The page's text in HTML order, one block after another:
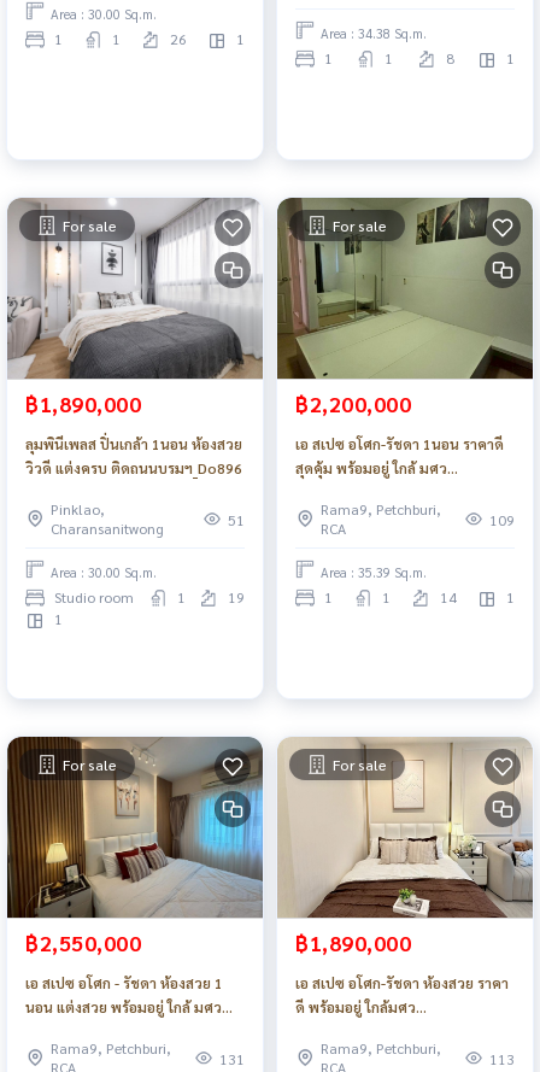
Area : 30.00 Sq.m.
1 1 26 1 Area : 34.38 Sq.m.
1 1 8 1
For sale
฿1,890,000
ลุมพินีเพลส ปิ่นเกล้า 1นอน ห้องสวย
วิวดี แต่งครบ ติดถนนบรมฯ_Do896
Pinklao,
Charansanitwong
51
Area : 30.00 Sq.m.
Studio room 1
19
1
For sale
฿2,200,000
เอ สเปซ อโศก-รัชดา 1นอน ราคาดี
สุดคุ้ม พร้อมอยู่ ใกล้ มศว
Rama9, Petchburi,
RCA
109
Area : 35.39 Sq.m.
1 1 14 1
For sale
฿2,550,000
เอ สเปซ อโศก - รัชดา ห้องสวย 1
นอน แต่งสวย พร้อมอยู่ ใกล้ มศว
Rama9, Petchburi,
RCA
131
For sale
฿1,890,000
เอ สเปซ อโศก-รัชดา ห้องสวย ราคา
ดี พร้อมอยู่ ใกล้มศว
Rama9, Petchburi,
RCA
113